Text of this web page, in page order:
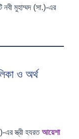
নবী মুহাম্মদ (সা.)-এর
ও অর্থ
এর স্ত্রী হযরতআয়েশা